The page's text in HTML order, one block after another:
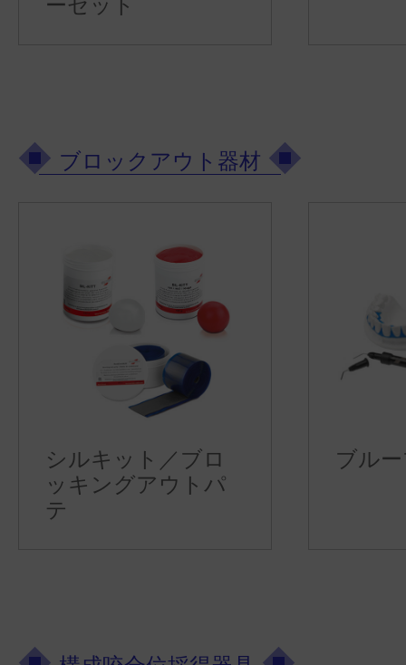
ーセット
ブロックアウト器材
シルキット／ブロ
ッキングアウトパ
テ
ブル